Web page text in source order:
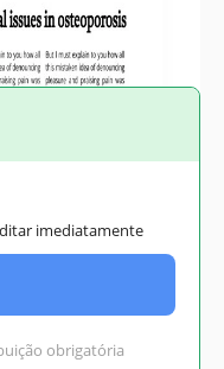
desejado.
imediatamente
obrigatória